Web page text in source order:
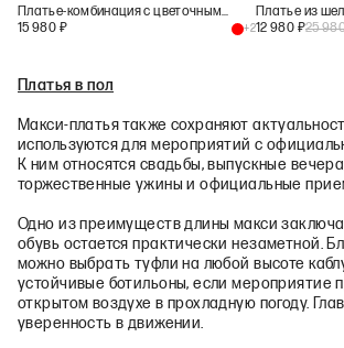
Платье-комбинация с цветочным принтом
15 980 ₽ +2
Платье из
12 980 ₽25
Платья в пол
Макси-платья также сохраняют
используются для мероприятий с
К ним относятся свадьбы, выпускные
торжественные ужины и официальные
Одно из преимуществ длины макси
обувь остается практически незаметной.
можно выбрать туфли на любой высоте
устойчивые ботильоны, если мероприятие
открытом воздухе в прохладную погоду.
уверенность в движении.